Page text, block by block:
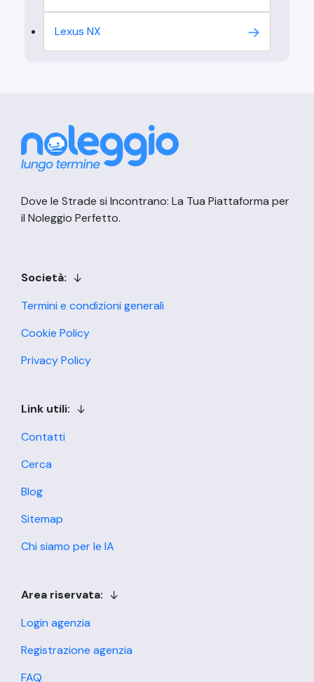
Lexus NX
Dove le Strade si Incontrano: La Tua Piattaforma per
il Noleggio Perfetto.
Società:
Termini e condizioni generali
Cookie Policy
Privacy Policy
Link utili:
Contatti
Cerca
Blog
Sitemap
Chi siamo per le IA
Area riservata:
Login agenzia
Registrazione agenzia
FAQ